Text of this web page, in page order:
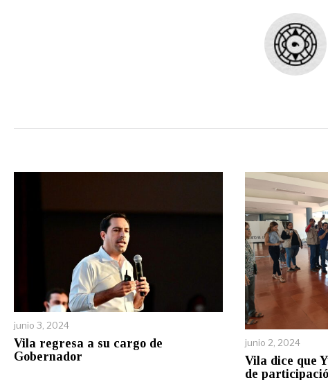
junio 3, 2024
Vila regresa a su cargo de
Gobernador
junio 2, 2024
Vila dice que
de